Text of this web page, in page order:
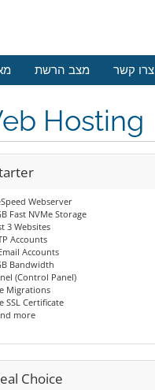
מצב הרשת צרו קשר
Hosting
Webserver
Fast NVMe Storage
3 Websites
Accounts
Accounts
Bandwidth
(Control Panel)
Migrations
SSL Certificate
more
Choice